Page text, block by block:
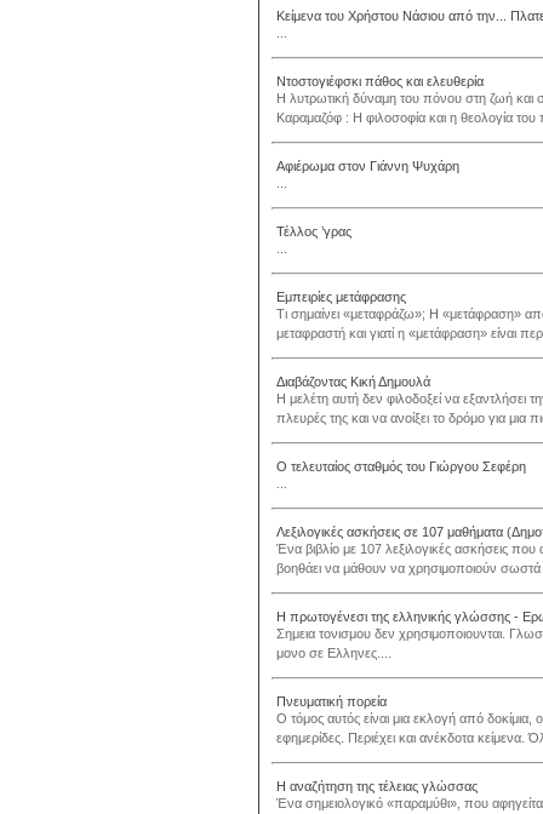
Κείμενα του Χρήστου Νάσιου από την...
Ντοστογιέφσκι πάθος και ελευθερία
Η λυτρωτική δύναμη του πόνου στη ζωή και
Καραμαζόφ : Η φιλοσοφία και η θεολογία του
Αφιέρωμα στον Γιάννη Ψυχάρη
Τέλλος ’γρας
Εμπειρίες μετάφρασης
Τι σημαίνει «μεταφράζω»; Η «μετάφραση»
μεταφραστή και γιατί η «μετάφραση» είναι
Διαβάζοντας Κική Δημουλά
Η μελέτη αυτή δεν φιλοδοξεί να εξαντλήσει
πλευρές της και να ανοίξει το δρόμο για μια
Ο τελευταίος σταθμός του Γιώργου Σεφέρη
Λεξιλογικές ασκήσεις σε 107 μαθήματα
Ένα βιβλίο με 107 λεξιλογικές ασκήσεις
βοηθάει να μάθουν να χρησιμοποιούν
Η πρωτογένεσι της ελληνικής γλώσσης -
Σημεια τονισμου δεν χρησιμοποιουνται.
μονο σε Ελληνες....
Πνευματική πορεία
Ο τόμος αυτός είναι μια εκλογή από δοκίμια,
εφημερίδες. Περιέχει και ανέκδοτα
Η αναζήτηση της τέλειας γλώσσας
Ένα σημειολογικό «παραμύθι», που